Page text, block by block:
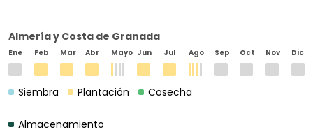
Almería y Costa de Granada
Ene Feb Mar Abr Mayo Jun Jul Ago Sep Oct Nov Dic
Siembra Plantación Cosecha
Almacenamiento